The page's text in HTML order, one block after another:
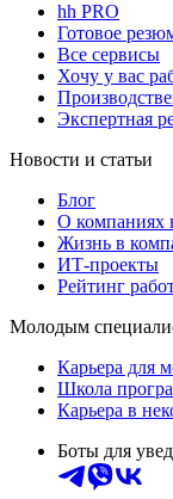
hh PRO
Готовое
Все сервисы
Хочу у вас
Экспертная
Новости и статьи
Блог
О компаниях
Жизнь в
ИТ-проекты
Рейтинг
Молодым
Карьера для
Школа
Карьера в
Боты для